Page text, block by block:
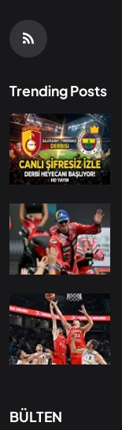
Trending Posts
BÜLTEN